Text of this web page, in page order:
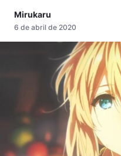
Mirukaru
6 de abril de 2020